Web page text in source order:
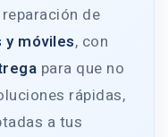
reparación de
móviles, con
para que no
rápidas,
a tus